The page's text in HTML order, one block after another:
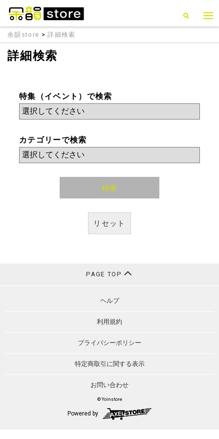
余韻store >詳細検索
詳細検索
特集（イベント）で検索
カテゴリーで検索
リセット
PAGE TOP
ヘルプ
利用規約
プライバシーポリシー
特定商取引に関する表示
お問い合わせ
© Yoinstore
Powered by